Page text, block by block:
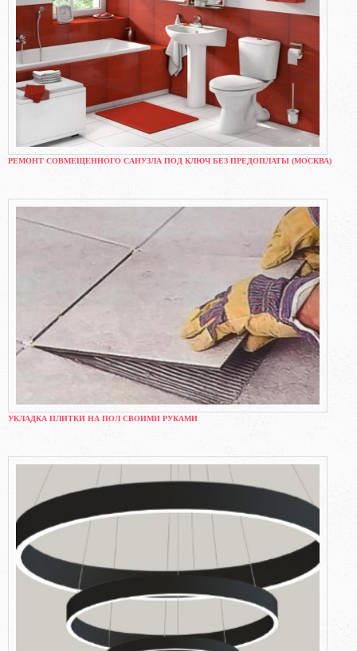
РЕМОНТ СОВМЕЩЕННОГО САНУЗЛА ПОД КЛЮЧ БЕЗ ПРЕДОПЛАТЫ (МОСКВА)
УКЛАДКА ПЛИТКИ НА ПОЛ СВОИМИ РУКАМИ